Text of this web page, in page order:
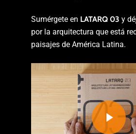
Sumérgete en LATARQ 03 y
por la arquitectura que está
paisajes de América Latina.
Play Video